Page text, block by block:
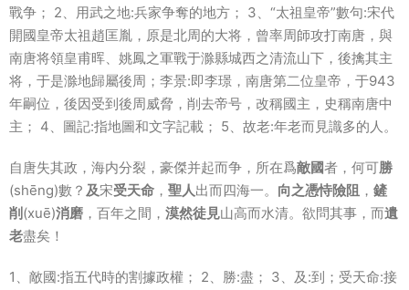
戰争； 2、用武之地:兵家争奪的地方； 3、“太祖皇帝”數句:宋代
開國皇帝太祖趙匡胤，原是北周的大将，曾率周師攻打南唐，與
南唐将領皇甫晖、姚鳳之軍戰于滁縣城西之清流山下，後擒其主
将，于是滁地歸屬後周；李景:即李璟，南唐第二位皇帝，于943
年嗣位，後因受到後周威脅，削去帝号，改稱國主，史稱南唐中
主； 4、圖記:指地圖和文字記載； 5、故老:年老而見識多的人。
自唐失其政，海内分裂，豪傑并起而争，所在爲敵國者，何可勝
(shēng)數？ 及宋受天命 ， 聖人出而四海一。 向之憑恃險阻 ， 鏟
削(xuē)消磨 ，百年之間， 漠然徒見山高而水清。欲問其事，而遺
老盡矣！
1、敵國:指五代時的割據政權； 2、勝:盡； 3、及:到；受天命:接